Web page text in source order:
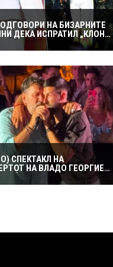
НА БИЗАРНИТЕ
ДЕКА ИСПРАТИЛ „КЛОН“
НЕГО НА КОНЦЕРТ:
ИНТЕЛИГЕНЦИЈА НЕ
СПЕКТАКЛ НА
НА ВЛАДО ГЕОРГИЕВ
СЕ КАЧИ НА СЦЕНА И ЈА
ПУБЛИКАТА